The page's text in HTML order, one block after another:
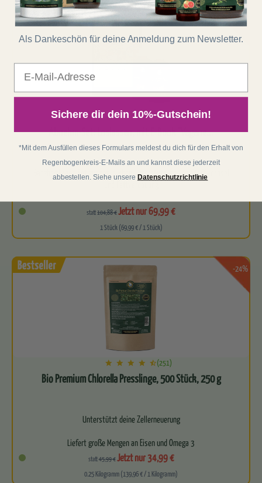
-33%
(11)
Abnehm-Set: Loslassen, mit E-Book "Vegane...
Ganzheitliches Set zur natürlichen Unterstützung von Stoffwechsel
und Fettverdauung
Enthält einen Doppelpack der bewährten…
statt104,88 €Jetzt nur 69,99 €
1 Stück (69,99 € / 1 Stück)
-24%
(251)
Bio Premium Chlorella Presslinge, 500 Stück, 250 g
Unterstützt deine Zellerneuerung
Liefert große Mengen an Eisen und Omega 3
Für ein starkes Immunsystem
statt45,99 €Jetzt nur 34,99 €
0.25 Kilogramm (139,96 € / 1 Kilogramm)
Als Dankeschön für deine Anmeldung zum Newsletter.
E-Mail
Sichere dir dein 10%-Gutschein!
*Mit dem Ausfüllen dieses Formulars meldest du dich für den Erhalt von
Regenbogenkreis-E-Mails an und kannst diese jederzeit
abbestellen. Siehe unsere Datenschutzrichtlinie